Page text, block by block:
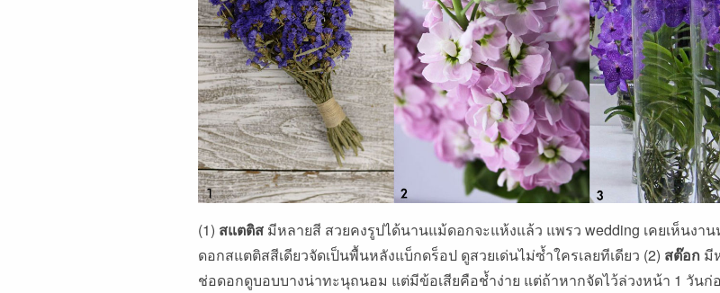
(1) สแตติส มีหลายสี สวยคงรูปได้นานแม้ดอกจะแห้งแล้ว แพรว wedding เคยเห็นงา
ดอกสแตติสสีเดียวจัดเป็นพื้นหลังแบ็กดร็อป ดูสวยเด่นไม่ซ้ำใครเลยทีเดียว (2) สต๊อก มี
ช่อดอกดูบอบบางน่าทะนุถนอม แต่มีข้อเสียคือช้ำง่าย แต่ถ้าหากจัดไว้ล่วงหน้า 1 วันก่